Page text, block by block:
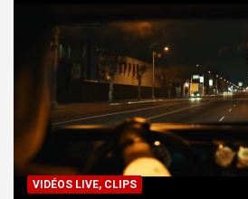
VIDÉOS LIVE, CLIPS